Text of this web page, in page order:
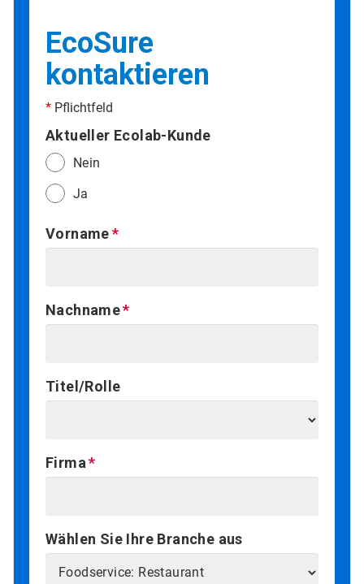
EcoSure
kontaktieren
* Pflichtfeld
Aktueller Ecolab-Kunde
Nein
Ja
Vorname
Nachname
Titel/Rolle
Firma
Wählen Sie Ihre Branche aus